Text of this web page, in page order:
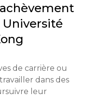
:
de fonds peut
Université
de carrière ou
dans des
leur